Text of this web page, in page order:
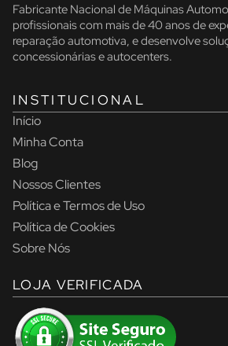
Fabricante Nacional de Máquinas
profissionais com mais de 40 anos de
reparação automotiva, e desenvolve
concessionárias e autocenters.
INSTITUCIONAL
Início
Minha Conta
Blog
Nossos Clientes
Política e Termos de Uso
Política de Cookies
Sobre Nós
LOJA VERIFICADA